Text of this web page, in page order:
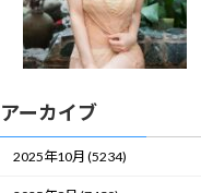
アーカイブ
2025年10月 (5234)